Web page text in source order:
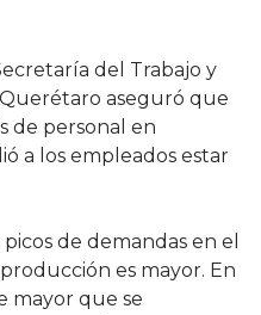
del Trabajo y
Querétaro aseguró que
de personal en
a los empleados estar
de demandas en el
es mayor. En
mayor que se